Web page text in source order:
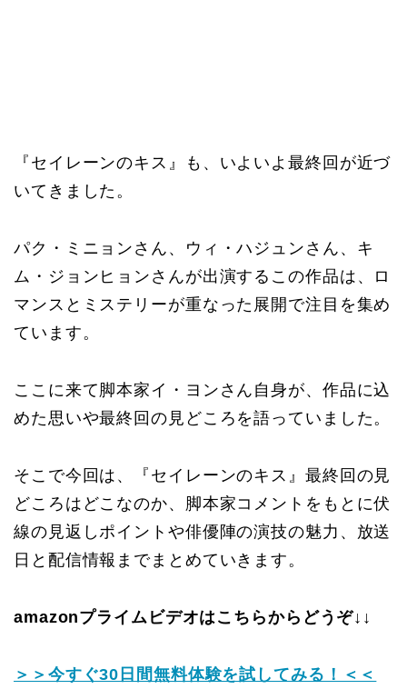
『セイレーンのキス』も、いよいよ最終回が近づ
いてきました。
パク・ミニョンさん、ウィ・ハジュンさん、キ
ム・ジョンヒョンさんが出演するこの作品は、ロ
マンスとミステリーが重なった展開で注目を集め
ています。
ここに来て脚本家イ・ヨンさん自身が、作品に込
めた思いや最終回の見どころを語っていました。
そこで今回は、『セイレーンのキス』最終回の見
どころはどこなのか、脚本家コメントをもとに伏
線の見返しポイントや俳優陣の演技の魅力、放送
日と配信情報までまとめていきます。
amazonプライムビデオはこちらからどうぞ↓↓
＞＞今すぐ30日間無料体験を試してみる！＜＜